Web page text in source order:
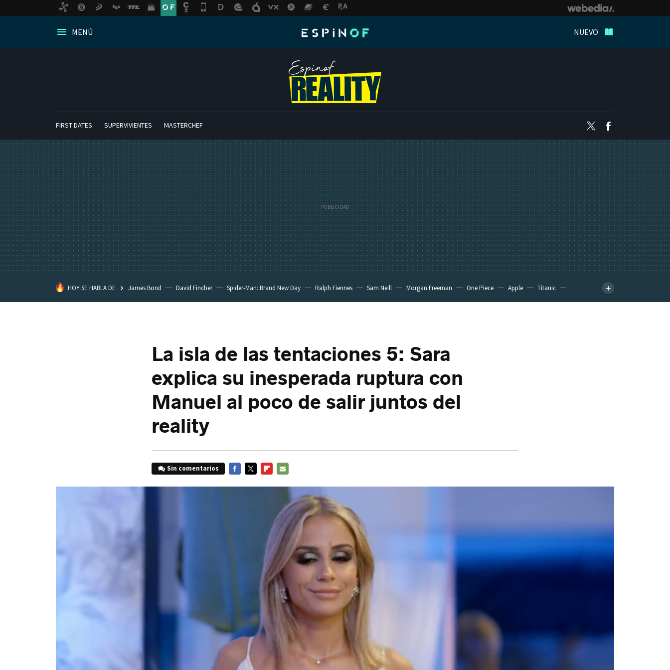
MENÚ NUEVO
FIRST DATES SUPERVIVIENTES MASTERCHEF Twitter
HOY SE HABLA DE James Bond David Fincher Spider-Man: Brand New Day Ralph Fiennes Sam Neill Morgan Freeman One Piece Apple
Titanic
La isla de las tentaciones 5: Sara
explica su inesperada ruptura con
Manuel al poco de salir juntos del
reality
Sin comentarios